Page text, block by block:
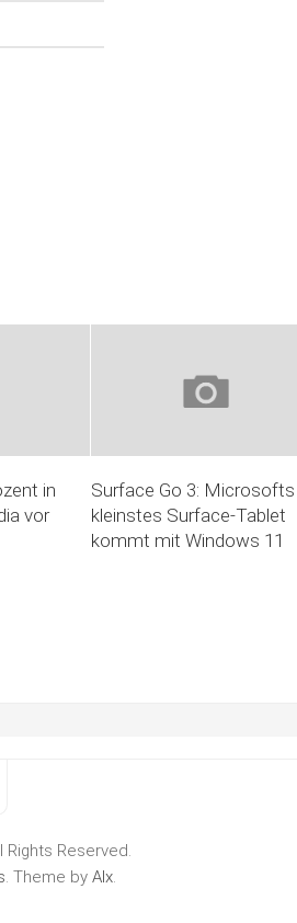
in
vor
Surface Go 3: Microsofts
kleinstes Surface-Tablet
kommt mit Windows 11
Rights Reserved.
. Theme by Alx.